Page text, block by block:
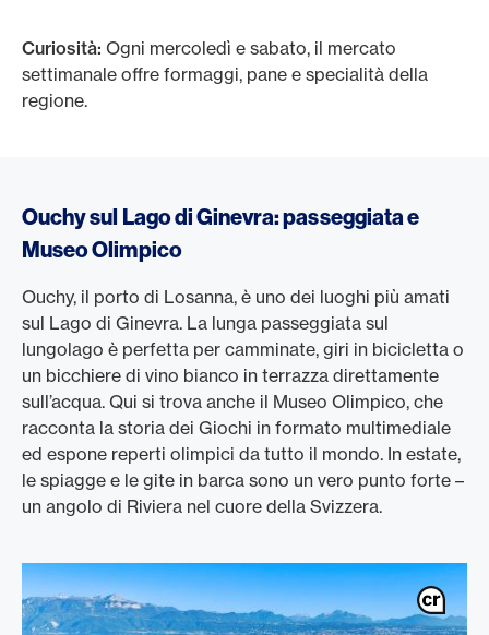
Curiosità: Ogni mercoledì e sabato, il mercato
settimanale offre formaggi, pane e specialità della
regione.
Ouchy sul Lago di Ginevra: passeggiata e
Museo Olimpico
Ouchy, il porto di Losanna, è uno dei luoghi più amati
sul Lago di Ginevra. La lunga passeggiata sul
lungolago è perfetta per camminate, giri in bicicletta o
un bicchiere di vino bianco in terrazza direttamente
sull’acqua. Qui si trova anche il Museo Olimpico, che
racconta la storia dei Giochi in formato multimediale
ed espone reperti olimpici da tutto il mondo. In estate,
le spiagge e le gite in barca sono un vero punto forte –
un angolo di Riviera nel cuore della Svizzera.